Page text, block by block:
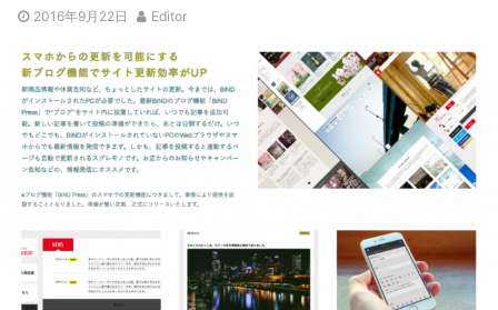
2016年9月22日 Editor